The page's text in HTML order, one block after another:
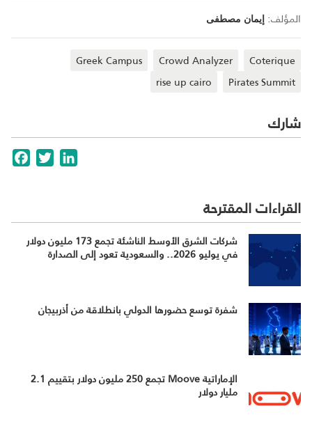
المؤلف: إيمان مصطفى
Coterique
Crowd Analyzer
Greek Campus
Pirates Summit
rise up cairo
شارك
TwitterLinkedIn
القراءات المقترحة
شركات الشرق الأوسط الناشئة تجمع 173 مليون دولار
في يوليو 2026.. والسعودية تعود إلى الصدارة
شفرة توسع حضورها الدولي بانطلاقة من أذربيجان
الإماراتية Moove تجمع 250 مليون دولار بتقييم 2.1
مليار دولار